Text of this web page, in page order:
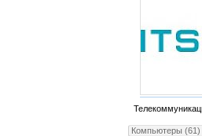
Компьютеры (61)